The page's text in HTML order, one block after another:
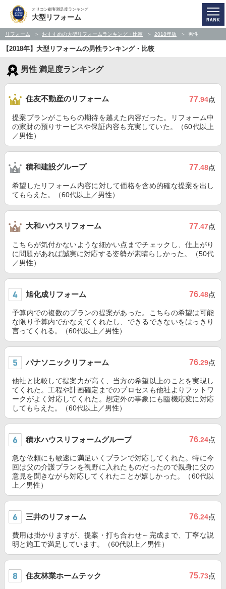
オリコン顧客満足度ランキング
大型リフォーム
リフォーム おすすめの大型リフォームランキング・比較 2018年版 男性
【2018年】大型リフォームの男性ランキング・比較
男性 満足度ランキング
住友不動産のリフォーム 77.94点
提案プランがこちらの期待を越えた内容だった。リフォーム中
の家財の預りサービスや保証内容も充実していた。（60代以上
／男性）
積和建設グループ 77.48点
希望したリフォーム内容に対して価格を含め的確な提案を出し
てもらえた。（60代以上／男性）
大和ハウスリフォーム 77.47点
こちらが気付かないような細かい点までチェックし、仕上がり
に問題があれば誠実に対応する姿勢が素晴らしかった。（50代
／男性）
旭化成リフォーム 76.48点
予算内での複数のプランの提案があった。こちらの希望は可能
な限り予算内でかなえてくれたし、できるできないをはっきり
言ってくれる。（60代以上／男性）
パナソニックリフォーム 76.29点
他社と比較して提案力が高く、当方の希望以上のことを実現し
てくれた。工程や計画確定までのプロセスも他社よりフットワ
ークがよく対応してくれた。想定外の事象にも臨機応変に対応
してもらえた。（60代以上／男性）
積水ハウスリフォームグループ 76.24点
急な依頼にも敏速に満足いくプランで対応してくれた。特に今
回は父の介護プランを視野に入れたものだったので親身に父の
意見を聞きながら対応してくれたことが嬉しかった。（60代以
上／男性）
三井のリフォーム 76.24点
費用は掛かりますが、提案・打ち合わせ～完成まで、丁寧な説
明と施工で満足しています。（60代以上／男性）
住友林業ホームテック 75.73点